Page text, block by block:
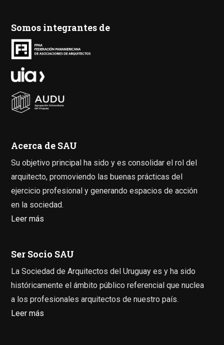
Somos integrantes de
Acerca de SAU
Su objetivo principal ha sido y es consolidar el rol del
arquitecto, promoviendo las buenas prácticas del
ejercicio profesional y generando espacios de acción
en la sociedad.
Leer más
Ser Socio SAU
La Sociedad de Arquitectos del Uruguay es y ha sido
históricamente el ámbito público referencial que nuclea
a los profesionales arquitectos de nuestro país.
Leer más